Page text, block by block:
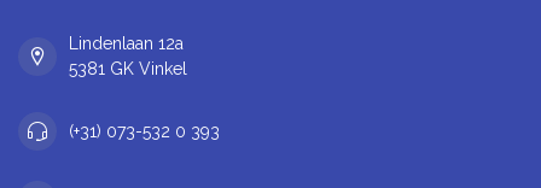
Lindenlaan 12a
5381 GK Vinkel
(+31) 073-532 0 393